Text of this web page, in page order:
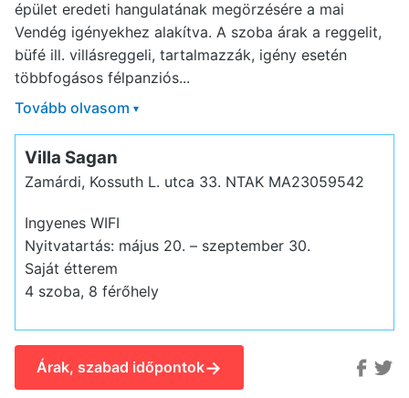
épület eredeti hangulatának megörzésére a mai
Vendég igényekhez alakítva. A szoba árak a reggelit,
büfé ill. villásreggeli, tartalmazzák, igény esetén
többfogásos félpanziós...
Tovább olvasom ▾
Villa Sagan
Zamárdi, Kossuth L. utca 33. NTAK MA23059542
Ingyenes WIFI
Nyitvatartás: május 20. – szeptember 30.
Saját étterem
4 szoba, 8 férőhely
Árak, szabad időpontok→